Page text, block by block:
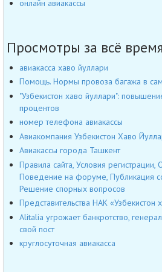
онлайн авиакассы
Просмотры за всё
авиакасса хаво йуллари
Помощь. Нормы провоза багажа в
"Узбекистон хаво йуллари":
процентов
номер телефона авиакассы
Авиакомпания Узбекистон Хаво
Авиакассы города Ташкент
Правила сайта, Условия
Поведение на форуме, Публикация
Решение спорных вопросов
Представительства НАК «Узбекистон
Alitalia угрожает банкротство,
свой пост
круглосуточная авиакасса